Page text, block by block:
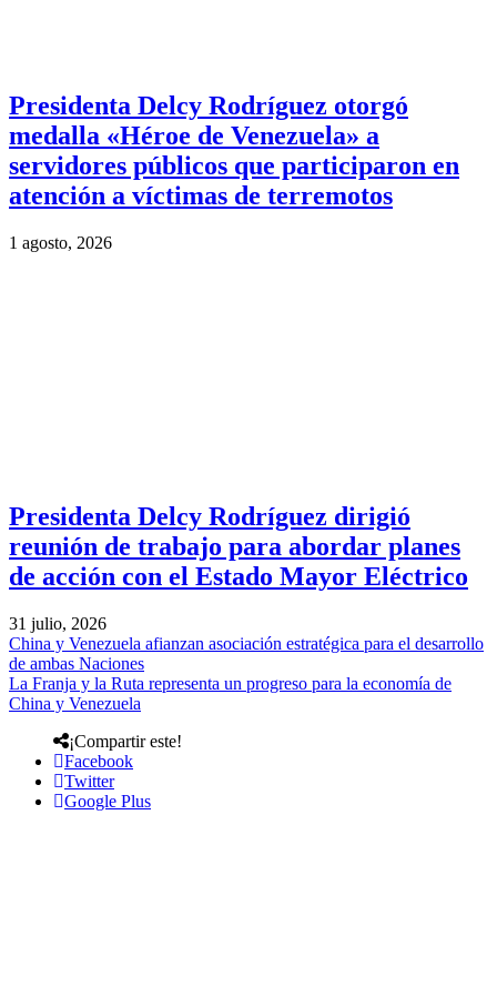
Presidenta Delcy Rodríguez otorgó
medalla «Héroe de Venezuela» a
servidores públicos que participaron en
atención a víctimas de terremotos
1 agosto, 2026
Presidenta Delcy Rodríguez dirigió
reunión de trabajo para abordar planes
de acción con el Estado Mayor Eléctrico
31 julio, 2026
China y Venezuela afianzan asociación estratégica para el desarrollo
de ambas Naciones
La Franja y la Ruta representa un progreso para la economía de
China y Venezuela
¡Compartir este!
Facebook
Twitter
Google Plus